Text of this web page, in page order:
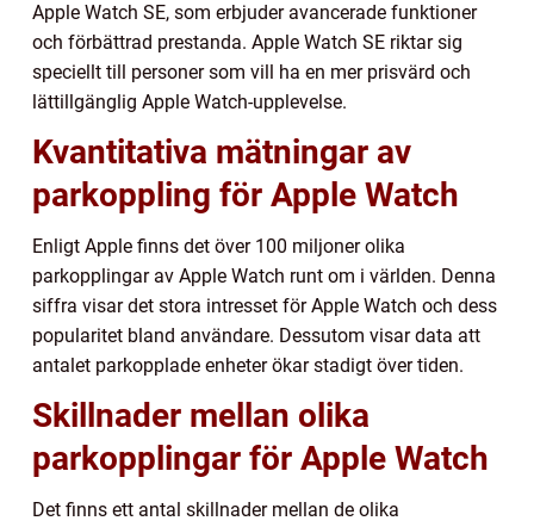
Apple Watch SE, som erbjuder avancerade funktioner
och förbättrad prestanda. Apple Watch SE riktar sig
speciellt till personer som vill ha en mer prisvärd och
lättillgänglig Apple Watch-upplevelse.
Kvantitativa mätningar av
parkoppling för Apple Watch
Enligt Apple finns det över 100 miljoner olika
parkopplingar av Apple Watch runt om i världen. Denna
siffra visar det stora intresset för Apple Watch och dess
popularitet bland användare. Dessutom visar data att
antalet parkopplade enheter ökar stadigt över tiden.
Skillnader mellan olika
parkopplingar för Apple Watch
Det finns ett antal skillnader mellan de olika